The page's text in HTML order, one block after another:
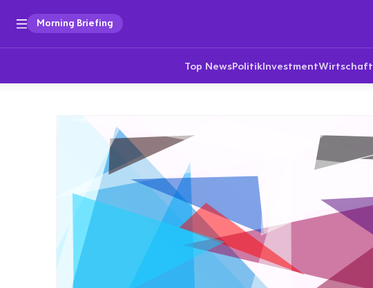
Morning Briefing
Top NewsPolitikInvestmentWirtschaft